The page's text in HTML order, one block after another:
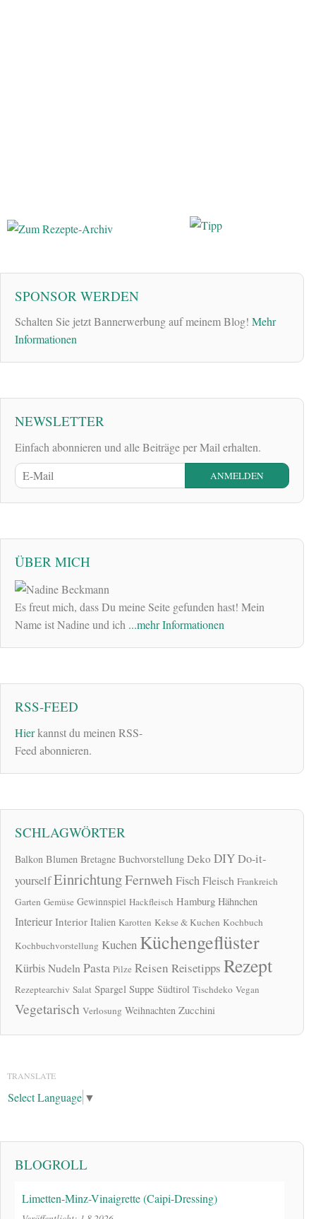
SPONSOR WERDEN
Schalten Sie jetzt Bannerwerbung auf meinem Blog! Mehr
Informationen
NEWSLETTER
Einfach abonnieren und alle Beiträge per Mail erhalten.
ÜBER MICH
Es freut mich, dass Du meine Seite gefunden hast! Mein
Name ist Nadine und ich ...mehr Informationen
RSS-FEED
Hierkannst du meinen RSS-
Feed abonnieren.
SCHLAGWÖRTER
Balkon Blumen Bretagne Buchvorstellung Deko DIYDo-it-
yourselfEinrichtungFernwehFischFleisch Frankreich
Garten Gemüse Gewinnspiel Hackfleisch Hamburg Hähnchen
Interieur Interior Italien Karotten Kekse & Kuchen Kochbuch
Kochbuchvorstellung Kuchen Küchengeflüster
KürbisNudeln Pasta Pilze Reisen Reisetipps Rezept
Rezeptearchiv Salat Spargel Suppe Südtirol Tischdeko Vegan
Vegetarisch Verlosung Weihnachten Zucchini
TRANSLATE
Select Language ▼
BLOGROLL
Limetten-Minz-Vinaigrette (Caipi-Dressing)